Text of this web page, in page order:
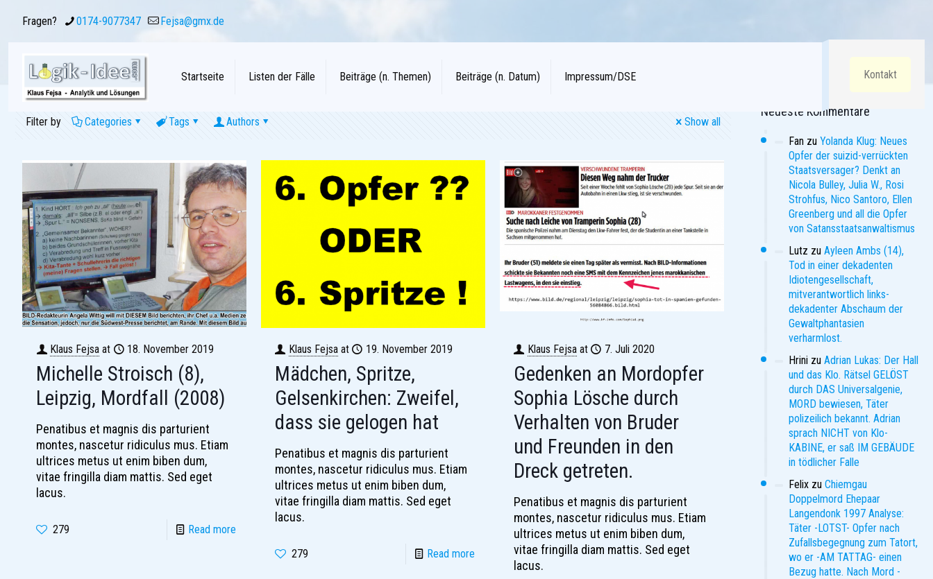
Fragen? 0174-9077347 Fejsa@gmx.de
Startseite Listen der Fälle Beiträge (n. Themen) Beiträge (n. Datum) Impressum/DSE Kontakt
Filter by Categories Tags Authors Show all
Klaus Fejsa at 18. November 2019
Michelle Stroisch (8),
Leipzig, Mordfall (2008)
Penatibus et magnis dis parturient
montes, nascetur ridiculus mus. Etiam
ultrices metus ut enim biben dum,
vitae fringilla diam mattis. Sed eget
lacus.
279 Read more
Klaus Fejsa at 19. November 2019
Mädchen, Spritze,
Gelsenkirchen: Zweifel,
dass sie gelogen hat
Penatibus et magnis dis parturient
montes, nascetur ridiculus mus. Etiam
ultrices metus ut enim biben dum,
vitae fringilla diam mattis. Sed eget
lacus.
279 Read more
Klaus Fejsa at 7. Juli 2020
Gedenken an Mordopfer
Sophia Lösche durch
Verhalten von Bruder
und Freunden in den
Dreck getreten.
Penatibus et magnis dis parturient
montes, nascetur ridiculus mus. Etiam
ultrices metus ut enim biben dum,
vitae fringilla diam mattis. Sed eget
lacus.
Neueste Kommentare
Fan zuYolanda Klug: Neues
Opfer der suizid-verrückten
Staatsversager? Denkt an
Nicola Bulley, Julia W., Rosi
Strohfus, Nico Santoro, Ellen
Greenberg und all die Opfer
von Satansstaatsanwaltismus
Lutz zuAyleen Ambs (14),
Tod in einer dekadenten
Idiotengesellschaft,
mitverantwortlich links-
dekadenter Abschaum der
Gewaltphantasien
verharmlost.
Hrini zuAdrian Lukas: Der Hall
und das Klo. Rätsel GELÖST
durch DAS Universalgenie,
MORD bewiesen, Täter
polizeilich bekannt. Adrian
sprach NICHT von Klo-
KABINE, er saß IM GEBÄUDE
in tödlicher Falle
Felix zuChiemgau
Doppelmord Ehepaar
Langendonk 1997 Analyse:
Täter -LOTST- Opfer nach
Zufallsbegegnung zum Tatort,
wo er -AM TATTAG- einen
Bezug hatte. Nach Mord -